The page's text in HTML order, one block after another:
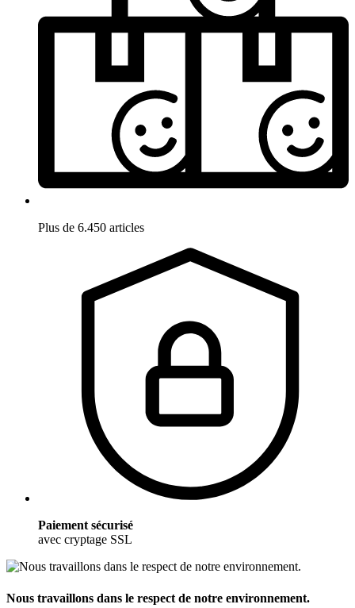
Plus de 6.450 articles
Paiement sécurisé
avec cryptage SSL
Nous travaillons dans le respect de notre environnement.